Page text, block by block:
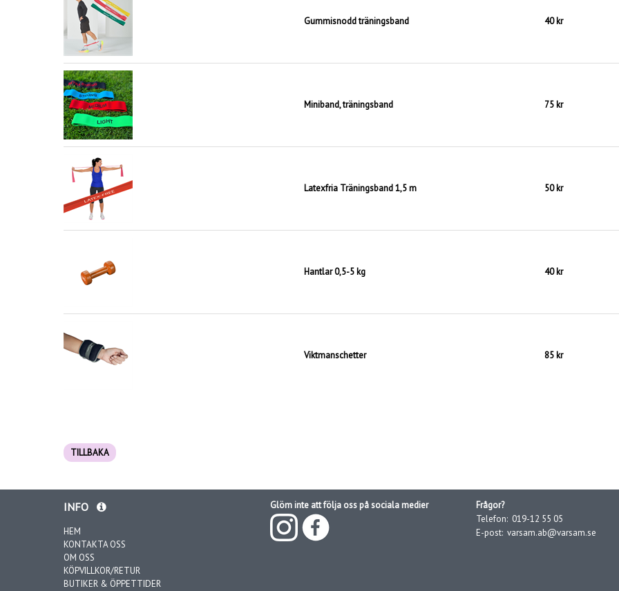
Gummisnodd träningsband 40 kr
Miniband, träningsband 75 kr
Latexfria Träningsband 1,5 m 50 kr
Hantlar 0,5-5 kg 40 kr
Viktmanschetter 85 kr
TILLBAKA
INFO
HEM
KONTAKTA OSS
OM OSS
KÖPVILLKOR/RETUR
BUTIKER & ÖPPETTIDER
Glöm inte att följa oss på sociala medier
Frågor?
Telefon: 019-12 55 05
E-post: varsam.ab@varsam.se